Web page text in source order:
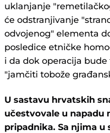
uklanjanje
će odstranjivanje
odvojenog" elementa
posledice etničke
i da dok operacija
"jamčiti tobože
U sastavu hrvatskih
učestvovale u napadu
pripadnika. Sa njima